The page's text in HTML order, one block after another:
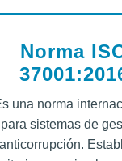
Norma
una norma
para sistemas de
anticorrupción.